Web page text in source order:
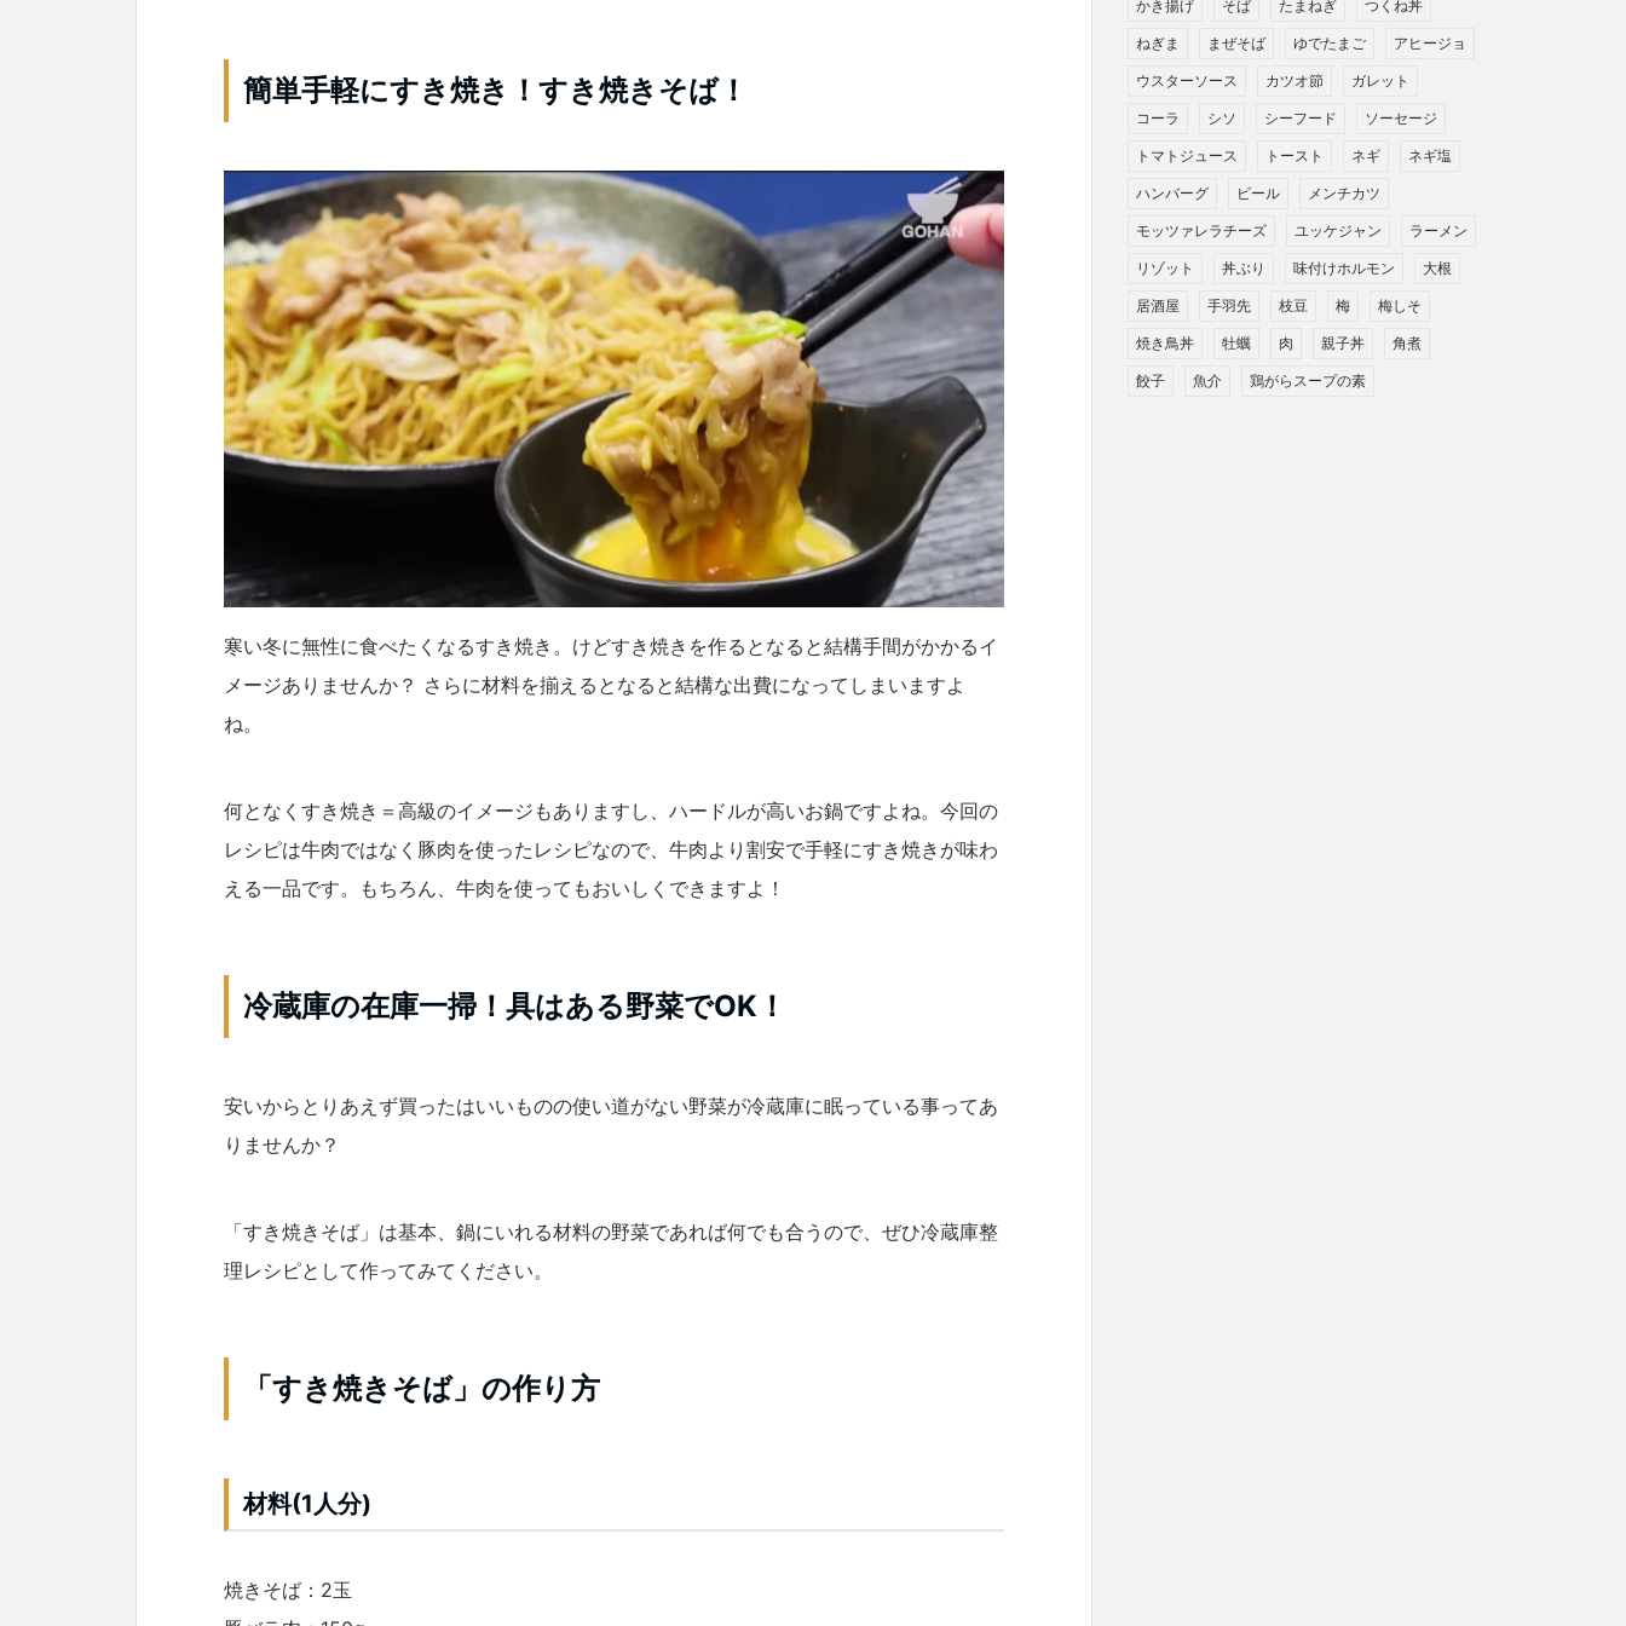
簡単手軽にすき焼き！すき焼きそば！
寒い冬に無性に食べたくなるすき焼き。けどすき焼きを作るとなると結構手間がかかるイ
メージありませんか？ さらに材料を揃えるとなると結構な出費になってしまいますよ
ね。
何となくすき焼き＝高級のイメージもありますし、ハードルが高いお鍋ですよね。今回の
レシピは牛肉ではなく豚肉を使ったレシピなので、牛肉より割安で手軽にすき焼きが味わ
える一品です。もちろん、牛肉を使ってもおいしくできますよ！
冷蔵庫の在庫一掃！具はある野菜でOK！
安いからとりあえず買ったはいいものの使い道がない野菜が冷蔵庫に眠っている事ってあ
りませんか？
「すき焼きそば」は基本、鍋にいれる材料の野菜であれば何でも合うので、ぜひ冷蔵庫整
理レシピとして作ってみてください。
「すき焼きそば」の作り方
材料(1人分)
焼きそば：2玉
かき揚げ そば たまねぎ つくね丼
ねぎま まぜそば ゆでたまご アヒージョ
ウスターソース カツオ節 ガレット
コーラ シソ シーフード ソーセージ
トマトジュース トースト ネギ ネギ塩
ハンバーグ ビール メンチカツ
モッツァレラチーズ ユッケジャン ラーメン
リゾット 丼ぶり 味付けホルモン 大根
居酒屋 手羽先 枝豆 梅 梅しそ
焼き鳥丼 牡蠣 肉 親子丼 角煮
餃子 魚介 鶏がらスープの素